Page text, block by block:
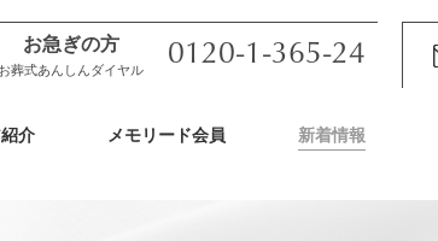
介 メモリード会員 新着情報
お急ぎの方
お葬式あんしんダイヤル 0120-1-365-24